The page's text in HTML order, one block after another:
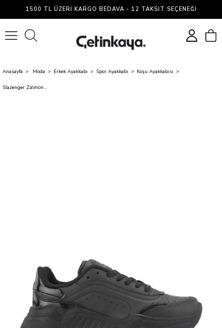
1500 TL ÜZERI KARGO BEDAVA - 12 TAKSIT SEÇENEĞI
Anasayfa Moda Erkek Ayakkabı Spor Ayakkabı Koşu Ayakkabısı
Slazenger Zalmon Sıyah / Sıyah Garson Kosu Ayakkabısı